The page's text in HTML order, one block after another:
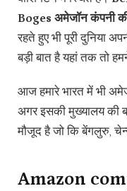
Boges अमेजॉन कंपनी
रहते हुए भी पूरी दुनिया
बड़ी बात है यहां तक तो
आज हमारे भारत में भी
अगर इसकी मुख्यालय की
मौजूद है जो कि बेंगलुरु,
Amazon